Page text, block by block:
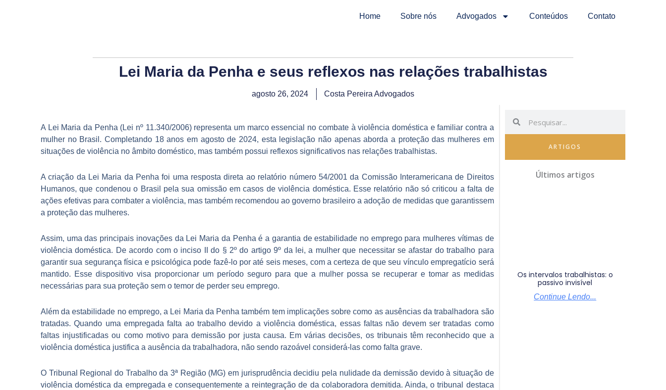
Home Sobre nós Advogados Conteúdos Contato
Lei Maria da Penha e seus reflexos nas relações trabalhistas
agosto 26, 2024 Costa Pereira Advogados
A Lei Maria da Penha (Lei nº 11.340/2006) representa um marco essencial no combate à violência doméstica e familiar contra a
mulher no Brasil. Completando 18 anos em agosto de 2024, esta legislação não apenas aborda a proteção das mulheres em
situações de violência no âmbito doméstico, mas também possui reflexos significativos nas relações trabalhistas.
A criação da Lei Maria da Penha foi uma resposta direta ao relatório número 54/2001 da Comissão Interamericana de Direitos
Humanos, que condenou o Brasil pela sua omissão em casos de violência doméstica. Esse relatório não só criticou a falta de
ações efetivas para combater a violência, mas também recomendou ao governo brasileiro a adoção de medidas que garantissem
a proteção das mulheres.
Assim, uma das principais inovações da Lei Maria da Penha é a garantia de estabilidade no emprego para mulheres vítimas de
violência doméstica. De acordo com o inciso II do § 2º do artigo 9º da lei, a mulher que necessitar se afastar do trabalho para
garantir sua segurança física e psicológica pode fazê-lo por até seis meses, com a certeza de que seu vínculo empregatício será
mantido. Esse dispositivo visa proporcionar um período seguro para que a mulher possa se recuperar e tomar as medidas
necessárias para sua proteção sem o temor de perder seu emprego.
Além da estabilidade no emprego, a Lei Maria da Penha também tem implicações sobre como as ausências da trabalhadora são
tratadas. Quando uma empregada falta ao trabalho devido a violência doméstica, essas faltas não devem ser tratadas como
faltas injustificadas ou como motivo para demissão por justa causa. Em várias decisões, os tribunais têm reconhecido que a
violência doméstica justifica a ausência da trabalhadora, não sendo razoável considerá-las como falta grave.
O Tribunal Regional do Trabalho da 3ª Região (MG) em jurisprudência decidiu pela nulidade da demissão devido à situação de
violência doméstica da empregada e consequentemente a reintegração de da colaboradora demitida. Ainda, o tribunal destaca
ARTIGOS
Os intervalos trabalhistas: o
passivo invisível
Continue Lendo...
Últimos artigos